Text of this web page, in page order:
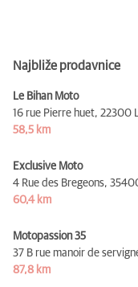
Najbliže prodavnice
Le Bihan Moto
16 rue Pierre huet, 22300
58,5 km
Exclusive Moto
4 Rue des Bregeons,
60,4 km
Motopassion 35
37 B rue manoir de
87,8 km